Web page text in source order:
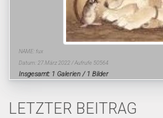
NAME: fux
Datum: 27.März 2022 / Aufrufe 50564
Insgesamt: 1 Galerien / 1 Bilder
LETZTER BEITRAG